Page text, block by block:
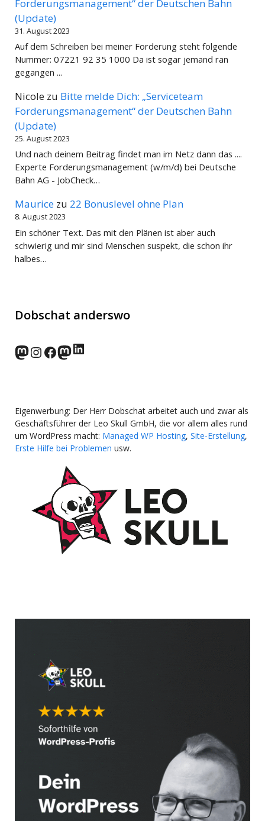
Forderungsmanagement“ der Deutschen Bahn
(Update)
31. August 2023
Auf dem Schreiben bei meiner Forderung steht folgende
Nummer: 07221 92 35 1000 Da ist sogar jemand ran
gegangen ...
Nicole zu Bitte melde Dich: „Serviceteam
Forderungsmanagement“ der Deutschen Bahn
(Update)
25. August 2023
Und nach deinem Beitrag findet man im Netz dann das ....
Experte Forderungsmanagement (w/m/d) bei Deutsche
Bahn AG - JobCheck…
Maurice zu 22 Bonuslevel ohne Plan
8. August 2023
Ein schöner Text. Das mit den Plänen ist aber auch
schwierig und mir sind Menschen suspekt, die schon ihr
halbes…
Dobschat anderswo
norden.social
Instagram
Facebook
wp-punks.social
LinkedIn
Eigenwerbung: Der Herr Dobschat arbeitet auch und zwar als
Geschäftsführer der Leo Skull GmbH, die vor allem alles rund
um WordPress macht: Managed WP Hosting, Site-Erstellung,
Erste Hilfe bei Problemen usw.